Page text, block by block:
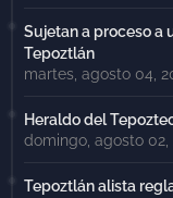
Sujetan a proceso a
Tepoztlán
martes, agosto 04,
Heraldo del
domingo, agosto 02,
Tepoztlán alista